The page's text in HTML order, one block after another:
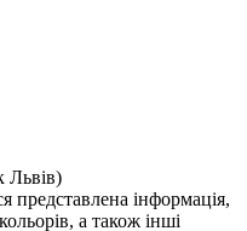
Львів)
представлена інформація,
а також інші